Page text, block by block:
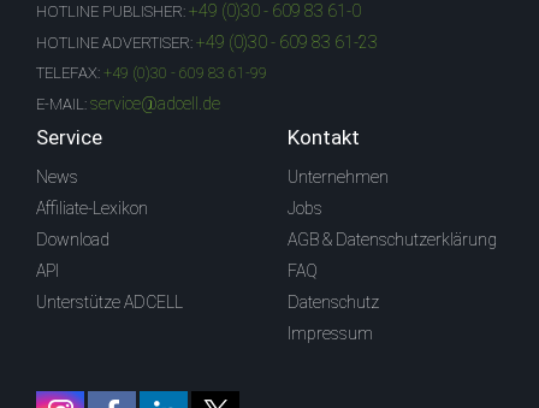
HOTLINE PUBLISHER: +49 (0)30 - 609 83 61-0
HOTLINE ADVERTISER: +49 (0)30 - 609 83 61-23
TELEFAX: +49 (0)30 - 609 83 61-99
E-MAIL: service@adcell.de
Service
News
Affiliate-Lexikon
Download
API
Unterstütze ADCELL
Kontakt
Unternehmen
Jobs
AGB & Datenschutzerklärung
FAQ
Datenschutz
Impressum